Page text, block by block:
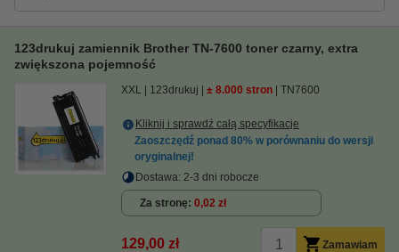
123drukuj zamiennik Brother TN-7600 toner czarny, extra
zwiększona pojemność
XXL 123drukuj ± 8.000 stron TN7600
Kliknij i sprawdź całą specyfikacje
Zaoszczędź ponad 80% w porównaniu do wersji
oryginalnej!
Dostawa: 2-3 dni robocze
Za stronę 0,02 zł
129,00 zł Zamawiam